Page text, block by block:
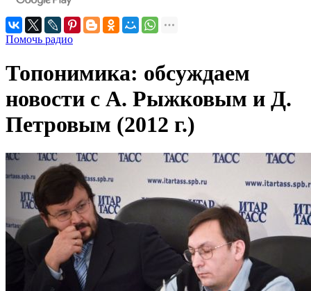
Помочь радио
Топонимика: обсуждаем
новости с А. Рыжковым и Д.
Петровым (2012 г.)